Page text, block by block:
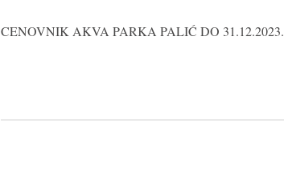
CENOVNIK AKVA PARKA PALIĆ DO 31.12.2023.